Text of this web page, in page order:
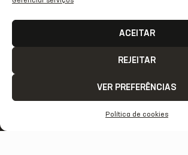
ACEITAR
REJEITAR
VER PREFERÊNCIAS
Política de cookies
ACESSO
REDES
SOCIAIS
OUTRAS
REDES